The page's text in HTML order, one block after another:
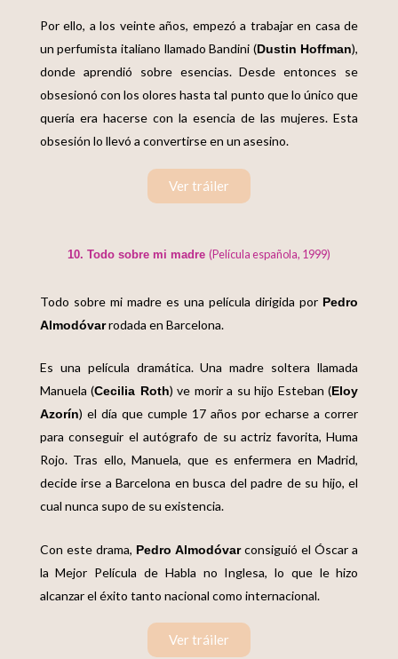
Por ello, a los veinte años, empezó a trabajar en casa de
un perfumista italiano llamado Bandini (Dustin Hoffman),
donde aprendió sobre esencias. Desde entonces se
obsesionó con los olores hasta tal punto que lo único que
quería era hacerse con la esencia de las mujeres. Esta
obsesión lo llevó a convertirse en un asesino.
Ver tráiler
10. Todo sobre mi madre (Película española, 1999)
Todo sobre mi madre es una película dirigida por Pedro
Almodóvarrodada en Barcelona.
Es una película dramática. Una madre soltera llamada
Manuela (Cecilia Roth) ve morir a su hijo Esteban (Eloy
Azorín) el día que cumple 17 años por echarse a correr
para conseguir el autógrafo de su actriz favorita, Huma
Rojo. Tras ello, Manuela, que es enfermera en Madrid,
decide irse a Barcelona en busca del padre de su hijo, el
cual nunca supo de su existencia.
Con este drama, Pedro Almodóvarconsiguió el Óscar a
la Mejor Película de Habla no Inglesa, lo que le hizo
alcanzar el éxito tanto nacional como internacional.
Ver tráiler